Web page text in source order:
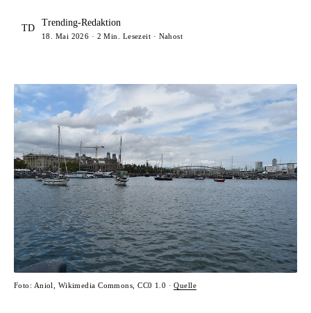
TD
Trending-Redaktion
18. Mai 2026 · 2 Min. Lesezeit · Nahost
Foto: Aniol, Wikimedia Commons, CC0 1.0 ·Quelle